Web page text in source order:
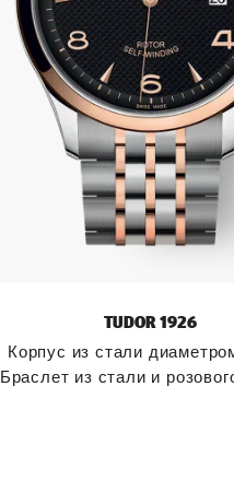
TUDOR 1926
Корпус из стали
Браслет из стали и